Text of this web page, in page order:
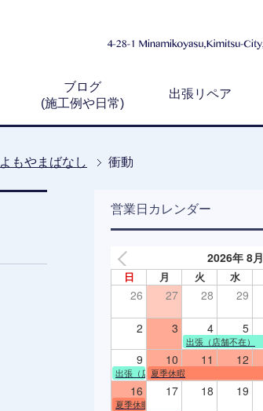
ブログ
(施工例や日常)
出張リペア
よもやまばなし 衝動
営業日カレンダー
2026年 8月
日 月 火 水
26 27 28 29
2 3 4 5
出張（店舗不在）
9 10 11 12
出張（店舗不在）
夏季休暇
16 17 18 19
夏季休暇